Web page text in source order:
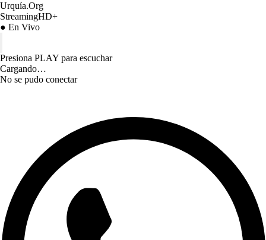
Urquía.Org
StreamingHD+
● En Vivo
Presiona PLAY para escuchar
Cargando…
No se pudo conectar